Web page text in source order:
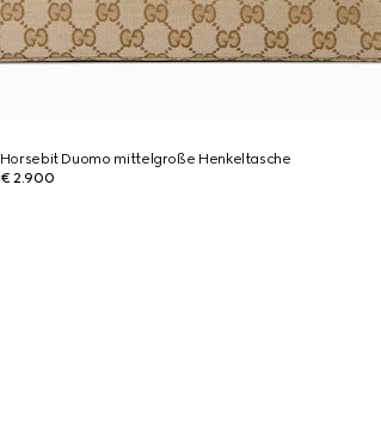
Horsebit Duomo mittelgroße Henkeltasche
€ 2.900